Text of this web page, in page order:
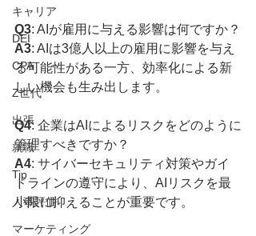
キャリア
DEI
CPA
Z世代
出張
就職
Tip
人事評価
マーケティング
Q3: AIが雇用に与える影響は何ですか？
A3: AIは3億人以上の雇用に影響を与え
る可能性がある一方、効率化による新
しい機会も生み出します。
Q4: 企業はAIによるリスクをどのように
管理すべきですか？
A4: サイバーセキュリティ対策やガイ
ドラインの遵守により、AIリスクを最
小限に抑えることが重要です。